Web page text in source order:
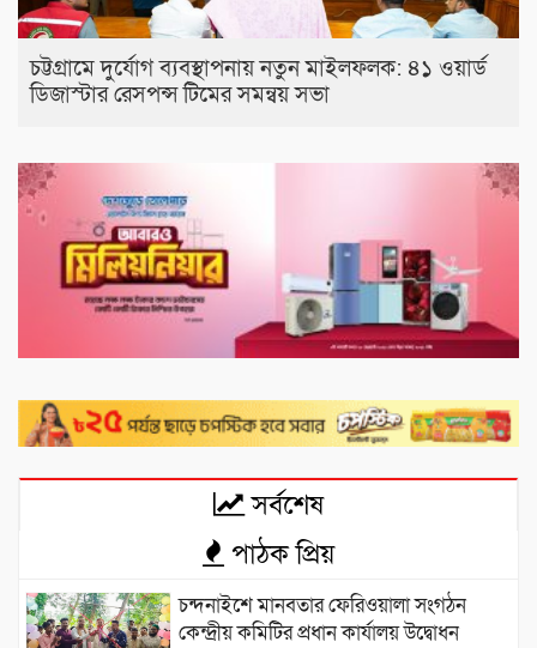
চট্টগ্রামে দুর্যোগ ব্যবস্থাপনায় নতুন মাইলফলক: ৪১ ওয়ার্ড
ডিজাস্টার রেসপন্স টিমের সমন্বয় সভা
সর্বশেষ
পাঠক প্রিয়
চন্দনাইশে মানবতার ফেরিওয়ালা সংগঠন
কেন্দ্রীয় কমিটির প্রধান কার্যালয় উদ্বোধন